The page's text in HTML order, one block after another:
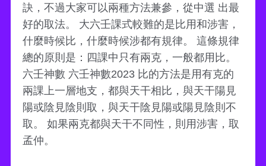
訣，不過大家可以兩種方法兼參，從中選 出最
好的取法。 大六壬課式較難的是比用和涉害，
什麼時候比，什麼時候涉都有規律。 這條規律
總的原則是：四課中只有兩克，一般都用比。
六壬神數 六壬神數2023 比的方法是用有克的
兩課上一層地支，都與天干相比，與天干陽見
陽或陰見陰則取，與天干陰見陽或陽見陰則不
取。 如果兩克都與天干不同性，則用涉害，取
孟仲。